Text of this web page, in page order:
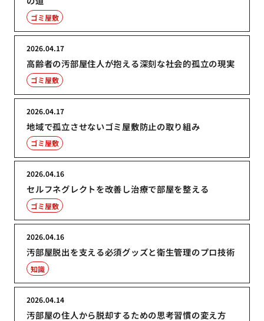
ゴミ屋敷
高齢者の汚部屋住人が抱える深刻な社会的孤立の現実
2026.04.17
ゴミ屋敷
地域で孤立させないゴミ屋敷防止の取り組み
2026.04.17
ゴミ屋敷
セルフネグレクトを改善し治療で部屋を整える
2026.04.16
ゴミ屋敷
汚部屋脱出を支える必須グッズと衛生管理のプロ技術
2026.04.16
知識
汚部屋の住人から脱却するための思考習慣の変え方
2026.04.14